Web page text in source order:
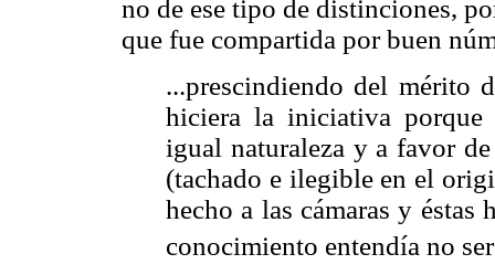
no de ese tipo de distinciones,
que fue compartida por buen
...prescindiendo del mérito
hiciera la iniciativa porque
igual naturaleza y a favor
(tachado e ilegible en el
hecho a las cámaras y éstas
conocimiento entendía no